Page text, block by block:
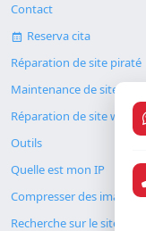
Contact
Reserva cita
Réparation de site piraté
Maintenance de site web
Réparation de site web
Outils
Quelle est mon IP
Compresser des images
Recherche sur le site